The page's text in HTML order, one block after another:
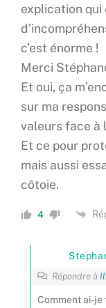
explication qui
c’est énorme !
Merci
Et oui, ça
sur ma
valeurs face à
Et ce pour
mais aussi
côtoie.
4
Répondre à
Comment ai-je